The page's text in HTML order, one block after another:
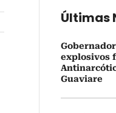
Últimas
explosivos
Guaviare